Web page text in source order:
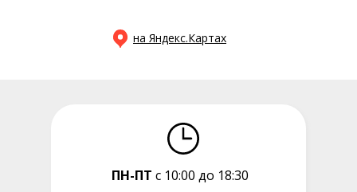
ПН-ПТ с 10:00 до 18:30
на Яндекс.Картах